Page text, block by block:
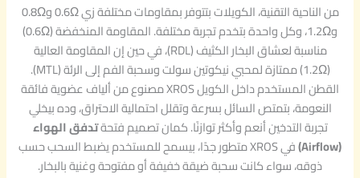
من الناحية التقنية، الكويلات بتتوفر بمقاومات مختلفة زي 0.6Ω و0.8Ω
و1.2Ω، وكل واحدة بتخدم تجربة مختلفة. المقاومة المنخفضة (0.6Ω)
مناسبة لعشاق البخار الكثيف (RDL)، في حين إن المقاومة العالية
(1.2Ω) ممتازة لمحبي نيكوتين سولت وسحبة الفم إلى الرئة (MTL).
القطن المستخدم داخل الكويل XROS مصنوع من ألياف عضوية فائقة
النعومة، بتمتص السائل بسرعة وتقلل احتمالية الاحتراق، وده بيخلي
تجربة التدخين أنعم وأكثر توازنًا. كمان تصميم فتحةتدفق الهواء
(Airflow)
في XROS متطور جدًا، بيسمح للمستخدم يضبط السحب حسب
ذوقه، سواء كانت سحبة ضيقة خفيفة أو مفتوحة وغنية بالبخار.